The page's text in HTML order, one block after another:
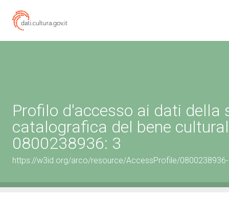
Profilo d'accesso ai dati della
catalografica del bene
0800238936: 3
https://w3id.org/arco/resource/AccessProfile/